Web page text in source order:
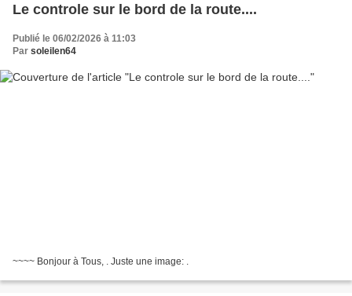
Le controle sur le bord de la route....
Publié le 06/02/2026 à 11:03
Par soleilen64
~~~~ Bonjour à Tous, . Juste une image: .